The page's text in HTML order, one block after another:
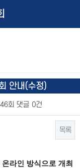
안내(수정)
회 댓글 0건
목록
온라인 방식으로 개최